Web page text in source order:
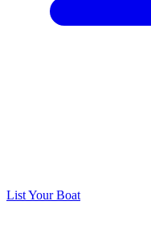
List Your Boat